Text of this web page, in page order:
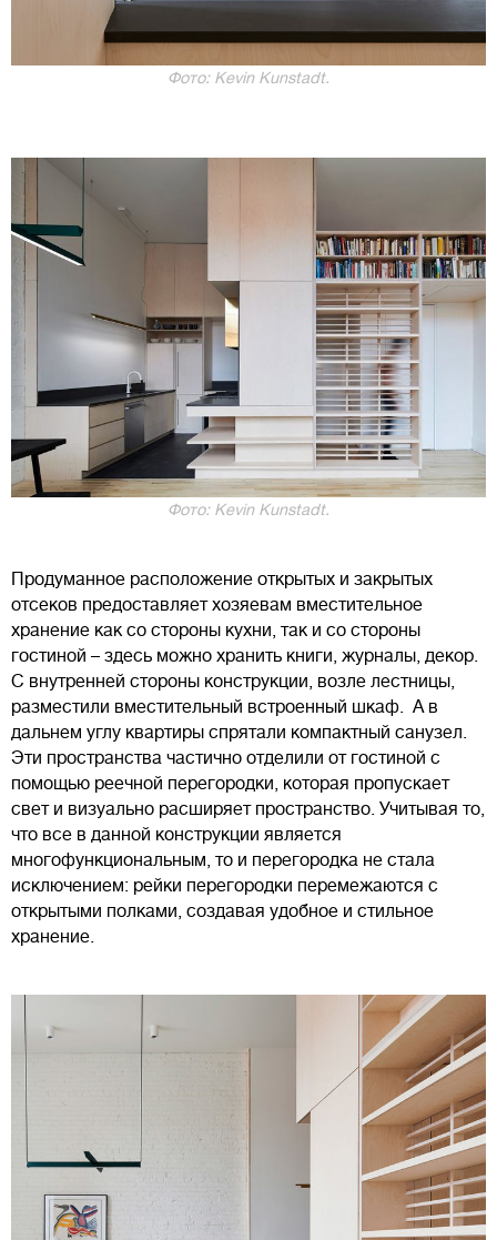
Фото: Kevin Kunstadt.
Фото: Kevin Kunstadt.
Продуманное расположение открытых и закрытых
отсеков предоставляет хозяевам вместительное
хранение как со стороны кухни, так и со стороны
гостиной – здесь можно хранить книги, журналы, декор.
С внутренней стороны конструкции, возле лестницы,
разместили вместительный встроенный шкаф. А в
дальнем углу квартиры спрятали компактный санузел.
Эти пространства частично отделили от гостиной с
помощью реечной перегородки, которая пропускает
свет и визуально расширяет пространство. Учитывая то,
что все в данной конструкции является
многофункциональным, то и перегородка не стала
исключением: рейки перегородки перемежаются с
открытыми полками, создавая удобное и стильное
хранение.